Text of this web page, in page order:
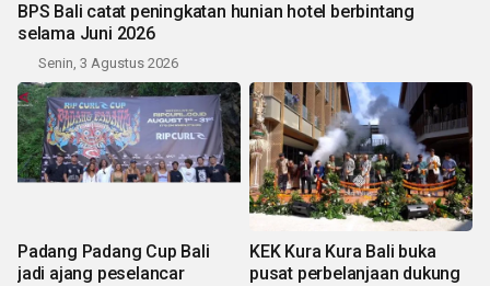
BPS Bali catat peningkatan hunian hotel berbintang
selama Juni 2026
Senin, 3 Agustus 2026
Padang Padang Cup Bali
jadi ajang peselancar
KEK Kura Kura Bali buka
pusat perbelanjaan dukung